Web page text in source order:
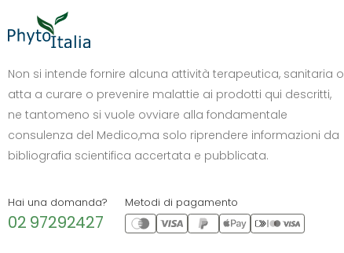
Non si intende fornire alcuna attività terapeutica, sanitaria o
atta a curare o prevenire malattie ai prodotti qui descritti,
ne tantomeno si vuole ovviare alla fondamentale
consulenza del Medico,ma solo riprendere informazioni da
bibliografia scientifica accertata e pubblicata.
Hai una domanda?
02 97292427
Metodi di pagamento
DIMENSIONE TESTO
A- +0% A+
CONTRASTO
Standard Alto Scuro Chiaro
OPZIONI
Cursore grande Spaziatura testo
Stop animazioni